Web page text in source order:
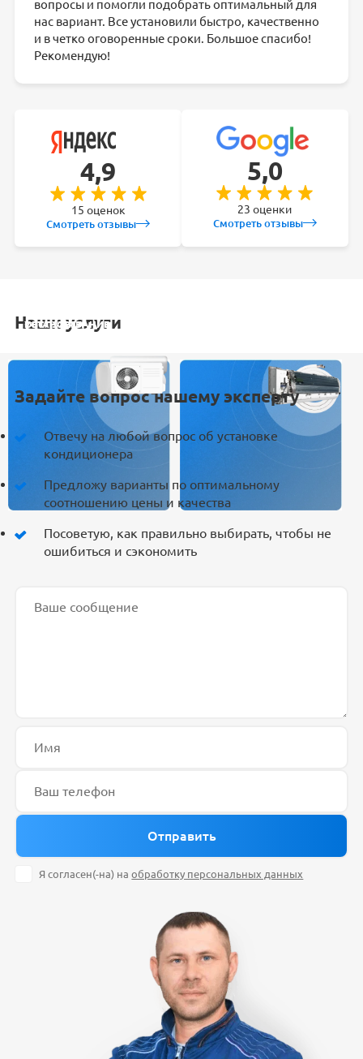
вопросы и помогли подобрать оптимальный для
нас вариант. Все установили быстро, качественно
и в четко оговоренные сроки. Большое спасибо!
Рекомендую!
4,9
15 оценок
Смотреть отзывы
5,0
23 оценки
Смотреть отзывы
Наши услуги
УСТАНОВКА
ОБСЛУЖИВАНИЕ
Задайте вопрос нашему эксперту
Отвечу на любой вопрос об установке
кондиционера
Предложу варианты по оптимальному
соотношению цены и качества
Посоветую, как правильно выбирать, чтобы не
ошибиться и сэкономить
Я согласен(-на) наобработку персональных данных